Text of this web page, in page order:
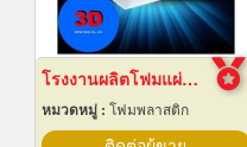
โรงงานผลิตโฟมแผ่นเกรด A ชลบุรี
หมวดหมู่ : โฟมพลาสติก